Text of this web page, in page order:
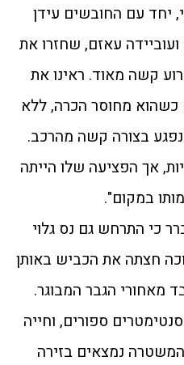
יחד עם החובשים עידן
עאזם, שחזרו את
קשה מאוד. ראינו את
כשהוא מחוסר הכרה, ללא
בצורה קשה מהרכב.
אך הפציעה שלו הייתה
במקום".
כי התרחש גם נס גלוי
חצתה את הכביש באותן
מאחורי הגבר המבוגר.
ספורים, וחייה
נמצאים בזירה